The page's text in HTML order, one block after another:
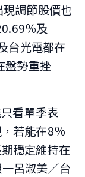
調節股價也
％及
台光電都在
盤勢重挫
看單季表
若能在8％
穩定維持在
呂淑美／台